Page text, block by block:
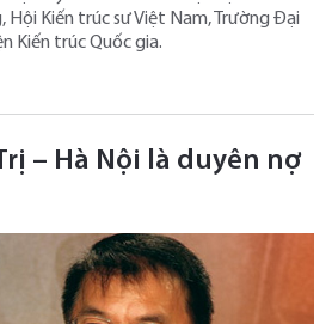
Hội Kiến trúc sư Việt Nam, Trường Đại
Kiến trúc Quốc gia.
– Hà Nội là duyên nợ